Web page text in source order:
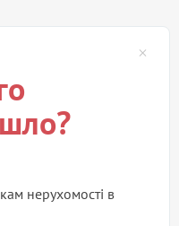
нерухомості в